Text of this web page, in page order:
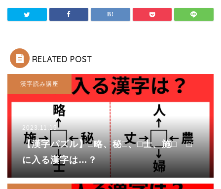
RELATED POST
漢字読み講座
2023.11.19
【漢字パズル】□略、秘□、□士、施□ □
に入る漢字は…？